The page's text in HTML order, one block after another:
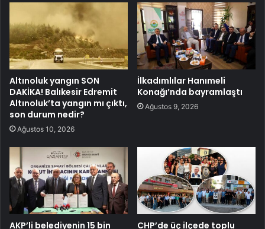
Altınoluk yangın SON
DAKİKA! Balıkesir Edremit
Altınoluk’ta yangın mı çıktı,
son durum nedir?
Ağustos 10, 2026
İlkadımlılar Hanımeli
Konağı’nda bayramlaştı
Ağustos 9, 2026
AKP’li belediyenin 15 bin CHP’de üç ilçede toplu